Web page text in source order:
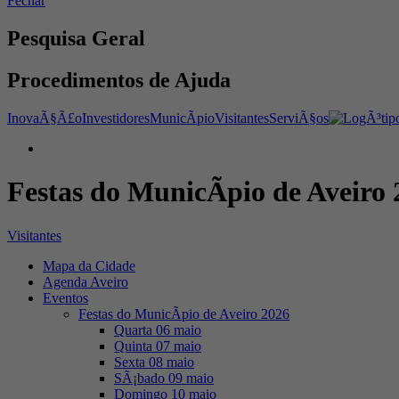
Pesquisa Geral
Procedimentos de Ajuda
InovaÃ§Ã£oInvestidoresMunicÃ­pioVisitantesServiÃ§os
Festas do MunicÃ­pio de Aveiro
Visitantes
Mapa da Cidade
Agenda Aveiro
Eventos
Festas do MunicÃ­pio de Aveiro 2026
Quarta 06 maio
Quinta 07 maio
Sexta 08 maio
SÃ¡bado 09 maio
Domingo 10 maio